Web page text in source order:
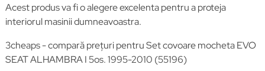
Acest produs va fi o alegere excelenta pentru a proteja
interiorul masinii dumneavoastra.
3cheaps - compară prețuri pentru Set covoare mocheta EVO
SEAT ALHAMBRA I 5os. 1995-2010 (55196)